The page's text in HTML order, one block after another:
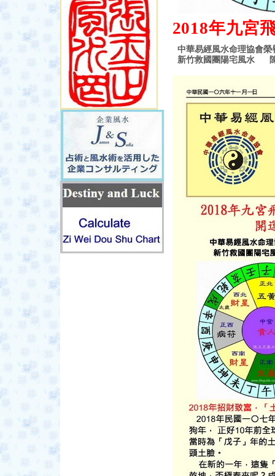
2018年九宮
中華易經風水命理協會
新竹救國團陽宅風水